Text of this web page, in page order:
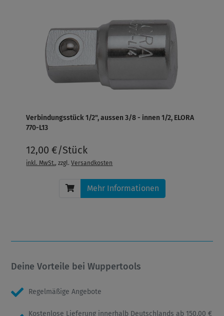
Verbindungsstück 1/2", aussen 3/8 - innen 1/2, ELORA
770-L13
12,00 €/Stück
inkl. MwSt., zzgl.Versandkosten
Mehr Informationen
Deine Vorteile bei Wuppertools
Regelmäßige Angebote
Kostenlose Lieferung innerhalb Deutschlands ab 150,00 €